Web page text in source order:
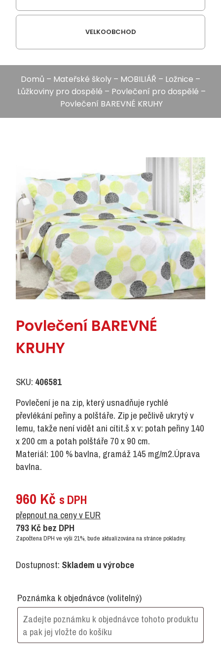
VELKOOBCHOD
Domů – Mateřské školy – MOBILIÁŘ – Ložnice –
Lůžkoviny pro dospělé – Povlečení pro dospělé –
Povlečení BAREVNÉ KRUHY
Povlečení BAREVNÉ
KRUHY
SKU: 406581
Povlečení je na zip, který usnadňuje rychlé
převlékání peřiny a polštáře. Zip je pečlivě ukrytý v
lemu, takže není vidět ani cítit.š x v: potah peřiny 140
x 200 cm a potah polštáře 70 x 90 cm.
Materiál: 100 % bavlna, gramáž 145 mg/m2.Úprava
bavlna.
960 Kč s DPH
přepnout na ceny v EUR
793Kč bez DPH
Započtena DPH ve výši 21%, bude aktualizována na stránce pokladny.
Dostupnost: Skladem u výrobce
Poznámka k objednávce (volitelný)